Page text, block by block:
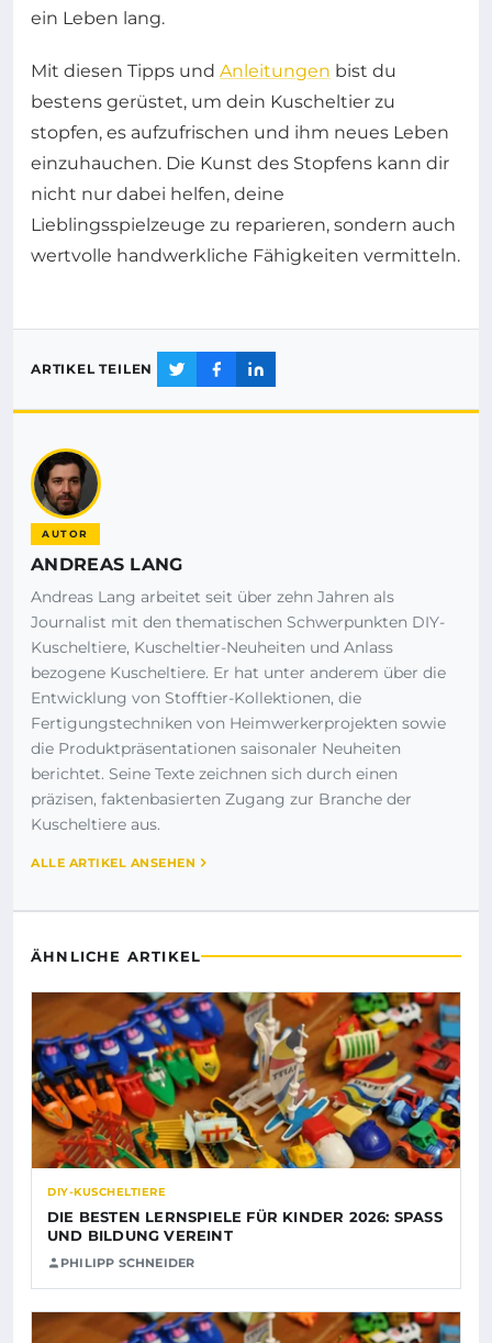
ein Leben lang.
Mit diesen Tipps und Anleitungen bist du
bestens gerüstet, um dein Kuscheltier zu
stopfen, es aufzufrischen und ihm neues Leben
einzuhauchen. Die Kunst des Stopfens kann dir
nicht nur dabei helfen, deine
Lieblingsspielzeuge zu reparieren, sondern auch
wertvolle handwerkliche Fähigkeiten vermitteln.
ARTIKEL TEILEN
AUTOR
ANDREAS LANG
Andreas Lang arbeitet seit über zehn Jahren als
Journalist mit den thematischen Schwerpunkten DIY-
Kuscheltiere, Kuscheltier-Neuheiten und Anlass
bezogene Kuscheltiere. Er hat unter anderem über die
Entwicklung von Stofftier-Kollektionen, die
Fertigungstechniken von Heimwerkerprojekten sowie
die Produktpräsentationen saisonaler Neuheiten
berichtet. Seine Texte zeichnen sich durch einen
präzisen, faktenbasierten Zugang zur Branche der
Kuscheltiere aus.
ALLE ARTIKEL ANSEHEN
ÄHNLICHE ARTIKEL
DIY-KUSCHELTIERE
DIE BESTEN LERNSPIELE FÜR KINDER 2026: SPASS U
ND BILDUNG VEREINT
PHILIPP SCHNEIDER